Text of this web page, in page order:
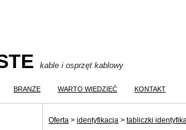
kable i osprzęt kablowy
BRANŻE WARTO WIEDZIEĆ KONTAKT
Oferta > identyfikacja > tabliczki